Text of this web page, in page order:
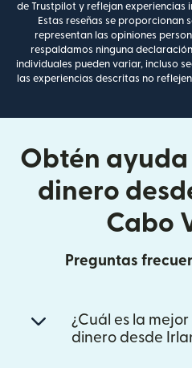
de Trustpilot y reflejan experiencias
Estas reseñas se proporcionan
representan las opiniones
respaldamos ninguna
individuales pueden variar, incluso
las experiencias descritas no
Obtén
dinero
Cabo
Preguntas
¿Cuál es la
dinero desde